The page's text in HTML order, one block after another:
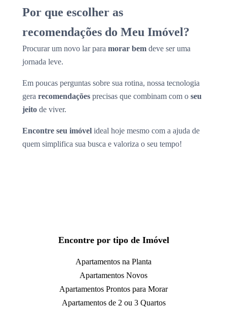
Por que escolher as
recomendações do Meu Imóvel?
Procurar um novo lar para morar bem deve ser uma
jornada leve.
Em poucas perguntas sobre sua rotina, nossa tecnologia
gera recomendações precisas que combinam com o seu
jeito de viver.
Encontre seu imóvel ideal hoje mesmo com a ajuda de
quem simplifica sua busca e valoriza o seu tempo!
Encontre por tipo de Imóvel
Apartamentos na Planta
Apartamentos Novos
Apartamentos Prontos para Morar
Apartamentos de 2 ou 3 Quartos